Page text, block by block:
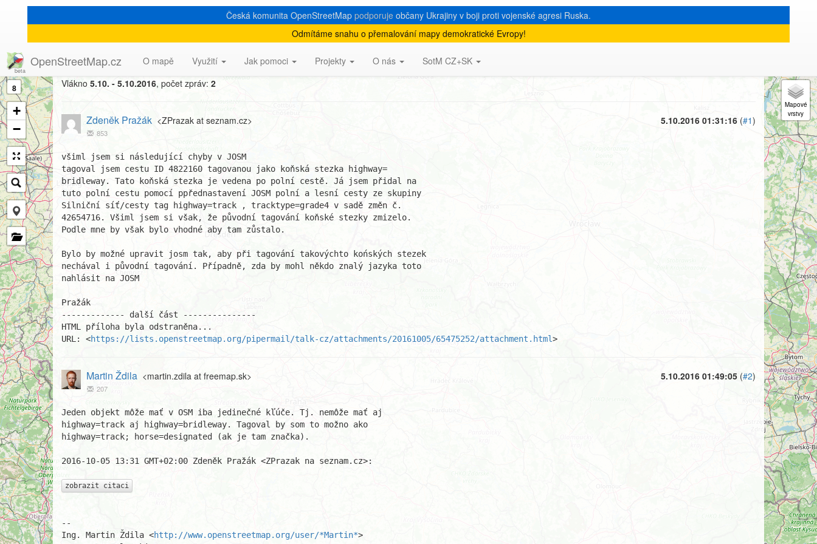
Česká komunita OpenStreetMap podporuje občany Ukrajiny v boji proti vojenské agresi Ruska.
Odmítáme snahu o přemalování mapy demokratické Evropy!
OpenStreetMap.cz O mapě Využití Jak pomoci Projekty O nás SotM CZ+SK
8
+
−
[Talk-cz] chyba v JOSM?
Vlákno 5.10. - 5.10.2016, počet zpráv: 2
5.10.2016 01:31:16 (#1)
Zdeněk Pražák <ZPrazak at seznam.cz>
853
všiml jsem si následující chyby v JOSM
tagoval jsem cestu ID 4822160 tagovanou jako koňská stezka highway=
bridleway. Tato koňská stezka je vedena po polní cestě. Já jsem přidal na
tuto polní cestu pomocí ppřednastavení JOSM polní a lesní cesty ze skupiny
Silniční síť/cesty tag highway=track , tracktype=grade4 v sadě změn č.
42654716. Všiml jsem si však, že původní tagování koňské stezky zmizelo.
Podle mne by však bylo vhodné aby tam zůstalo.
Bylo by možné upravit josm tak, aby při tagování takovýchto końských stezek
nechával i původní tagování. Případně, zda by mohl někdo znalý jazyka toto
nahlásit na JOSM
Pražák
------------- další část ---------------
HTML příloha byla odstraněna...
URL: <https://lists.openstreetmap.org/pipermail/talk-cz/attachments/20161005/65475252/attachment.html>
5.10.2016 01:49:05 (#2)
Martin Ždila <martin.zdila at freemap.sk>
207
Jeden objekt môže mať v OSM iba jedinečné kľúče. Tj. nemôže mať aj
highway=track aj highway=bridleway. Tagoval by som to možno ako
highway=track; horse=designated (ak je tam značka).
2016-10-05 13:31 GMT+02:00 Zdeněk Pražák <ZPrazak na seznam.cz>:
zobrazit citaci
--
Ing. Martin Ždila <http://www.openstreetmap.org/user/*Martin*>